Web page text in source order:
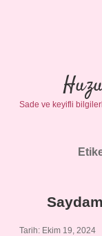
Sade ve keyifli
Tarih: Ekim 19, 2024